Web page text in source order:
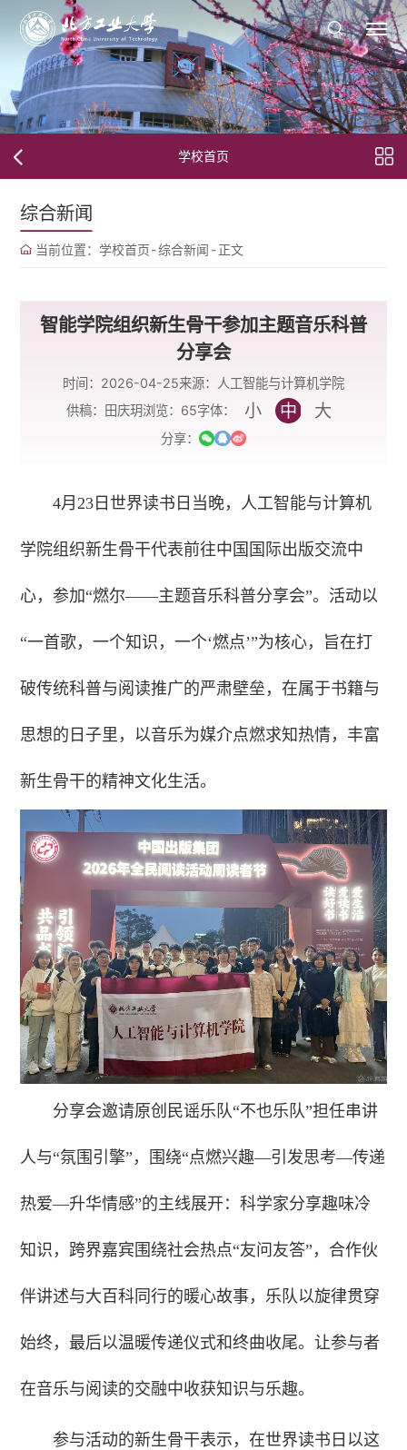
学校首页
综合新闻
当前位置： 学校首页-综合新闻 -正文
智能学院组织新生骨干参加主题音乐科普
分享会
时间：2026-04-25来源：人工智能与计算机学院
供稿：田庆玥浏览： 65字体： 小 中 大
分享：
4月23日世界读书日当晚，人工智能与计算机
学院组织新生骨干代表前往中国国际出版交流中
心，参加“燃尔——主题音乐科普分享会”。活动以
“一首歌，一个知识，一个‘燃点’”为核心，旨在打
破传统科普与阅读推广的严肃壁垒，在属于书籍与
思想的日子里，以音乐为媒介点燃求知热情，丰富
新生骨干的精神文化生活。
分享会邀请原创民谣乐队“不也乐队”担任串讲
人与“氛围引擎”，围绕“点燃兴趣—引发思考—传递
热爱—升华情感”的主线展开：科学家分享趣味冷
知识，跨界嘉宾围绕社会热点“友问友答”，合作伙
伴讲述与大百科同行的暖心故事，乐队以旋律贯穿
始终，最后以温暖传递仪式和终曲收尾。让参与者
在音乐与阅读的交融中收获知识与乐趣。
参与活动的新生骨干表示，在世界读书日以这